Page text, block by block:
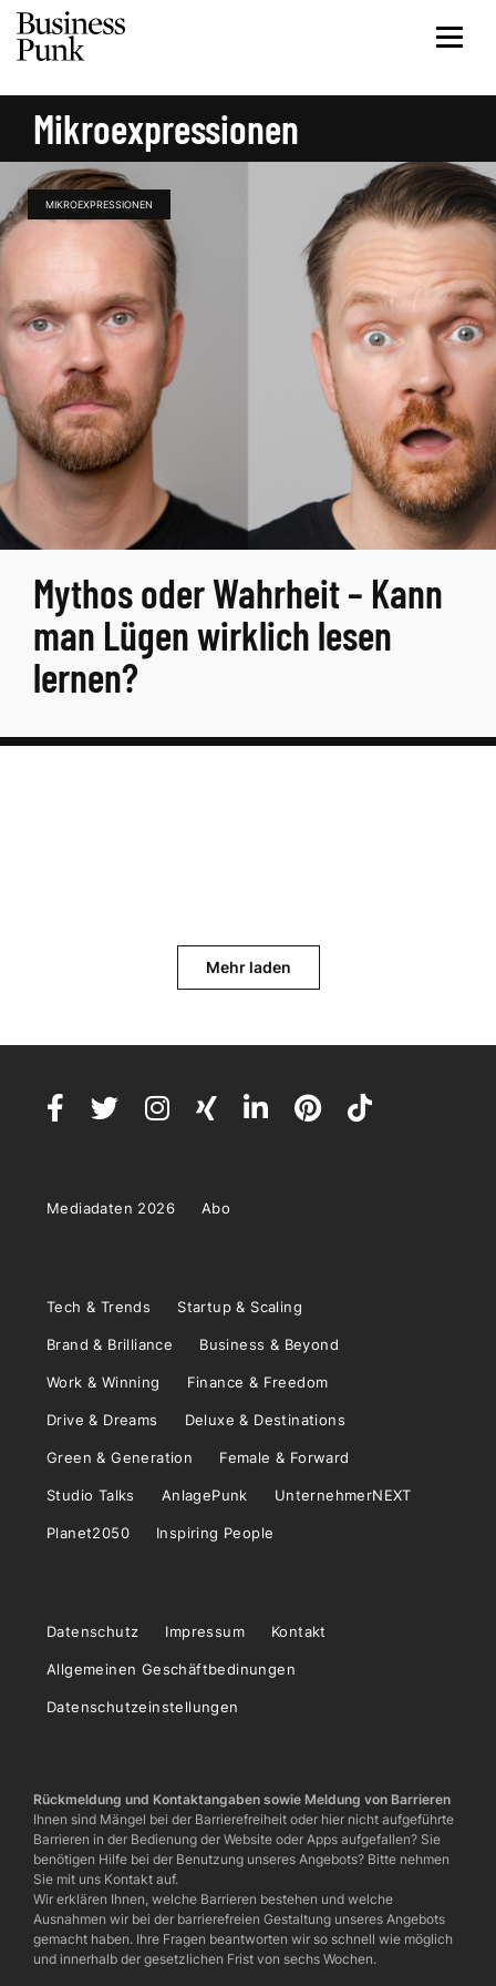
Mikroexpressionen
MIKROEXPRESSIONEN
Mythos oder Wahrheit – Kann
man Lügen wirklich lesen
lernen?
Mehr laden
Mediadaten 2026 Abo
Tech & Trends Startup & Scaling
Brand & Brilliance Business & Beyond
Work & Winning Finance & Freedom
Drive & Dreams Deluxe & Destinations
Green & Generation Female & Forward
Studio Talks AnlagePunk UnternehmerNEXT
Planet2050 Inspiring People
Datenschutz Impressum Kontakt
Allgemeinen Geschäftbedinungen
Datenschutzeinstellungen
Rückmeldung und Kontaktangaben sowie Meldung von Barrieren
Ihnen sind Mängel bei der Barrierefreiheit oder hier nicht aufgeführte
Barrieren in der Bedienung der Website oder Apps aufgefallen? Sie
benötigen Hilfe bei der Benutzung unseres Angebots? Bitte nehmen
Sie mit uns Kontakt auf.
Wir erklären Ihnen, welche Barrieren bestehen und welche
Ausnahmen wir bei der barrierefreien Gestaltung unseres Angebots
gemacht haben. Ihre Fragen beantworten wir so schnell wie möglich
und innerhalb der gesetzlichen Frist von sechs Wochen.